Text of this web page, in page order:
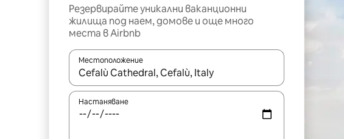
Резервирайте уникални ваканционни
жилища под наем, домове и още много
места в Airbnb
Местоположение
Когато резултатите се покажат, използвайте клавишите
Настаняване